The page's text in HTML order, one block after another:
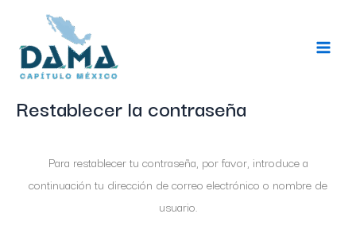
contenido
Menu
Restablecer la contraseña
Para restablecer tu contraseña, por favor, introduce a
continuación tu dirección de correo electrónico o nombre de
usuario.